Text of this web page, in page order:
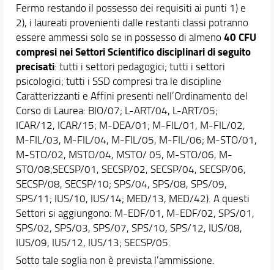
Fermo restando il possesso dei requisiti ai punti 1) e
2), i laureati provenienti dalle restanti classi potranno
essere ammessi solo se in possesso di almeno 40 CFU
compresi nei Settori Scientifico disciplinari di seguito
precisati: tutti i settori pedagogici; tutti i settori
psicologici; tutti i SSD compresi tra le discipline
Caratterizzanti e Affini presenti nell’Ordinamento del
Corso di Laurea: BIO/07; L-ART/04, L-ART/05;
ICAR/12, ICAR/15; M-DEA/01; M-FIL/01, M-FIL/02,
M-FIL/03, M-FIL/04, M-FIL/05, M-FIL/06; M-STO/01,
M-STO/02, MSTO/04, MSTO/ 05, M-STO/06, M-
STO/08;SECSP/01, SECSP/02, SECSP/04, SECSP/06,
SECSP/08, SECSP/10; SPS/04, SPS/08, SPS/09,
SPS/11; IUS/10, IUS/14; MED/13, MED/42). A questi
Settori si aggiungono: M-EDF/01, M-EDF/02, SPS/01,
SPS/02, SPS/03, SPS/07, SPS/10, SPS/12, IUS/08,
IUS/09, IUS/12, IUS/13; SECSP/05.
Sotto tale soglia non è prevista l’ammissione.